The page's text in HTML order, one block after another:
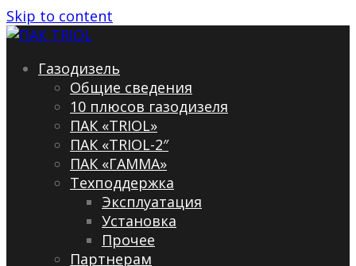
Skip to content
Газодизель
Общие сведения
10 плюсов газодизеля
ПАК «TRIOL»
ПАК «TRIOL-2″
ПАК «ГАММА»
Техподдержка
Эксплуатация
Установка
Прочее
Партнерам